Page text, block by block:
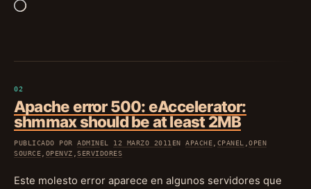
Cargando...
Apache error 500: eAccelerator:
shmmax should be at least 2MB
PUBLICADO PORADMIN EL 12 MARZO 2011 ENAPACHE, CPANEL ,OPEN
SOURCE, OPENVZ ,SERVIDORES
Este molesto error aparece en algunos servidores que